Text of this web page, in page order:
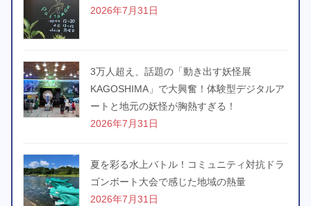
2026年7月31日
3万人超え、話題の「動き出す妖怪展
KAGOSHIMA」で大興奮！体験型デジタルア
ートと地元の妖怪が胸熱すぎる！
2026年7月31日
夏を彩る水上バトル！コミュニティ対抗ドラ
ゴンボート大会で感じた地域の熱量
2026年7月31日